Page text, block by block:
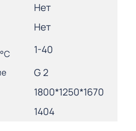
Нет
Нет
1-40
G 2
1800*1250*1670
1404